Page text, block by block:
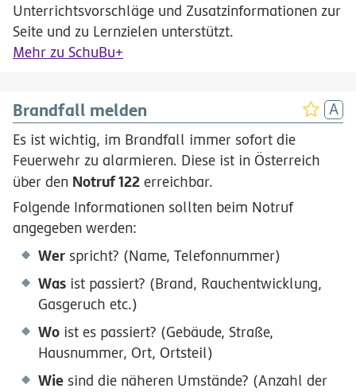
Unterrichtsvorschläge und Zusatzinformationen zur
Seite und zu Lernzielen unterstützt.
Mehr zu SchuBu+
Brandfall melden
Es ist wichtig, im Brandfall immer sofort die
Feuerwehr zu alarmieren. Diese ist in Österreich
über den Notruf 122 erreichbar.
Folgende Informationen sollten beim Notruf
angegeben werden:
Wer spricht? (Name, Telefonnummer)
Was ist passiert? (Brand, Rauchentwicklung,
Gasgeruch etc.)
Wo ist es passiert? (Gebäude, Straße,
Hausnummer, Ort, Ortsteil)
Wie sind die näheren Umstände? (Anzahl der